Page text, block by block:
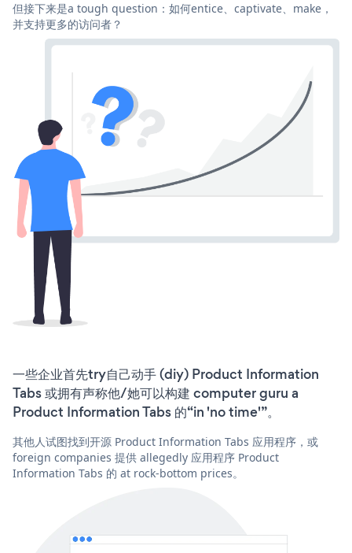
但接下来是a tough question：如何entice、captivate、make，
并支持更多的访问者？
一些企业首先try自己动手 (diy) Product Information
Tabs 或拥有声称他/她可以构建 computer guru a
Product Information Tabs 的“in 'no time'”。
其他人试图找到开源 Product Information Tabs 应用程序，或
foreign companies 提供 allegedly 应用程序 Product
Information Tabs 的 at rock-bottom prices。